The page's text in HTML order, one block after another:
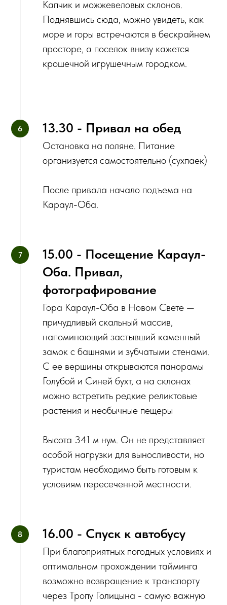
Капчик и можжевеловых склонов.
Поднявшись сюда, можно увидеть, как
море и горы встречаются в бескрайнем
просторе, а поселок внизу кажется
крошечной игрушечным городком.
13.30 - Привал на обед
Остановка на поляне. Питание
организуется самостоятельно (сухпаек)
После привала начало подъема на
Караул-Оба.
15.00 - Посещение Караул-
Оба. Привал,
фотографирование
Гора Караул-Оба в Новом Свете —
причудливый скальный массив,
напоминающий застывший каменный
замок с башнями и зубчатыми стенами.
С ее вершины открываются панорамы
Голубой и Синей бухт, а на склонах
можно встретить редкие реликтовые
растения и необычные пещеры
Высота 341 м нум. Он не представляет
особой нагрузки для выносливости, но
туристам необходимо быть готовым к
условиям пересеченной местности.
16.00 - Спуск к автобусу
При благоприятных погодных условиях и
оптимальном прохождении тайминга
возможно возвращение к транспорту
через Тропу Голицына - самую важную